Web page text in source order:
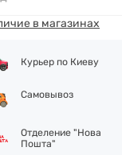
в магазинах
Курьер по Киеву
Самовывоз
Отделение "Нова
Пошта"